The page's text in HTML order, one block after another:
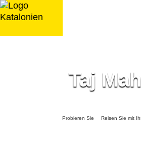
Zum
Inhalt
Taj
Probieren Sie Reisen Sie mit